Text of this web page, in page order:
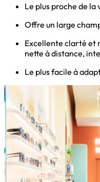
Le plus proche de la
Offre un large
Excellente clarté et
nette à distance,
Le plus facile à